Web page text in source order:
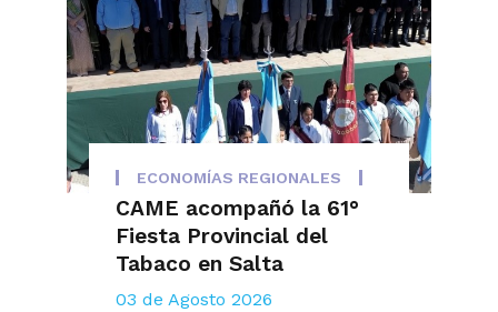
ECONOMÍAS REGIONALES
CAME acompañó la 61°
Fiesta Provincial del
Tabaco en Salta
03 de Agosto 2026